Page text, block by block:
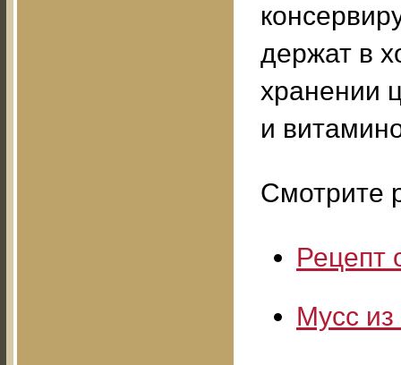
держат в
хранении
и
Смотрите
Рецепт
Мусс